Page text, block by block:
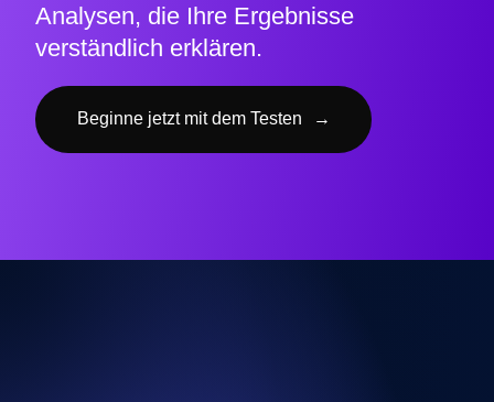
Analysen, die Ihre Ergebnisse
verständlich erklären.
Beginne jetzt mit dem Testen →